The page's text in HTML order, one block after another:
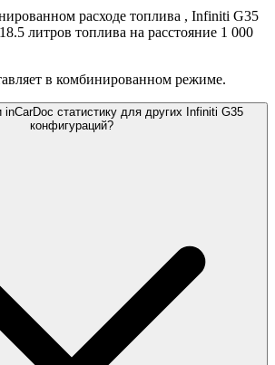
расходе топлива , Infiniti G35
литров топлива на расстояние 1 000
в комбинированном режиме.
inCarDoc статистику для других Infiniti G35
конфигураций?